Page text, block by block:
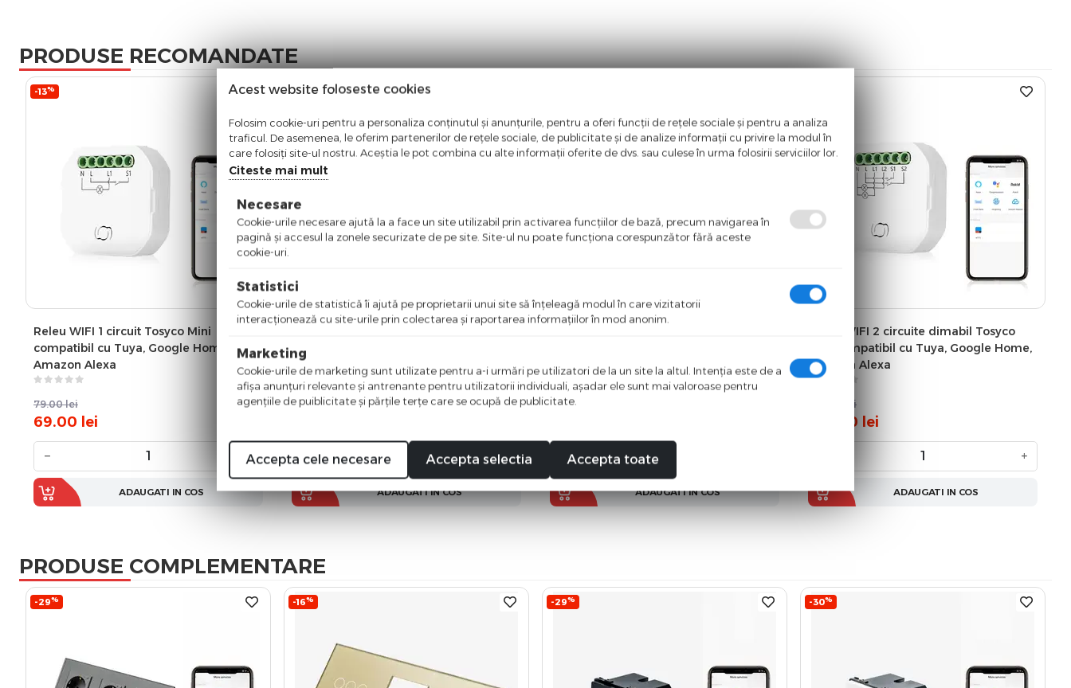
PRODUSE RECOMANDATE
-13%
Releu WIFI 1 circuit Tosyco Mini
compatibil cu Tuya, Google Home,
Amazon Alexa
79.00 lei
69.00 lei
− +
ADAUGATI IN COS
-21 %
Releu WIFI 2 circuite Tosyco Mini
compatibil cu Tuya, Google Home,
Amazon Alexa
100.00 lei
− +
ADAUGATI IN COS
Amazon Alexa
129.00
ADAUGATI IN COS
Releu WIFI 2 circuite dimabil Tosyco
Mini compatibil cu Tuya, Google Home,
Amazon Alexa
lei
108.00 lei
+
ADAUGATI IN COS
PRODUSE COMPLEMENTARE
-29% -16% -29% -30%
Acest website foloseste cookies
Folosim cookie-uri pentru a personaliza conținutul și anunțurile, pentru a oferi funcții de rețele sociale și pentru a analiza
traficul. De asemenea, le oferim partenerilor de rețele sociale, de publicitate și de analize informații cu privire la modul în
care folosiți site-ul nostru. Aceștia le pot combina cu alte informații oferite de dvs. sau culese în urma folosirii serviciilor lor.
Citeste mai mult
Necesare
Cookie-urile necesare ajută la a face un site utilizabil prin activarea funcţiilor de bază, precum navigarea în
pagină şi accesul la zonele securizate de pe site. Site-ul nu poate funcţiona corespunzător fără aceste
cookie-uri.
Statistici
Cookie-urile de statistică îi ajută pe proprietarii unui site să înţeleagă modul în care vizitatorii
interacţionează cu site-urile prin colectarea şi raportarea informaţiilor în mod anonim.
Marketing
Cookie-urile de marketing sunt utilizate pentru a-i urmări pe utilizatori de la un site la altul. Intenţia este de a
afişa anunţuri relevante şi antrenante pentru utilizatorii individuali, aşadar ele sunt mai valoroase pentru
agenţiile de puiblicitate şi părţile terţe care se ocupă de publicitate.
Accepta cele necesare Accepta selectia Accepta toate